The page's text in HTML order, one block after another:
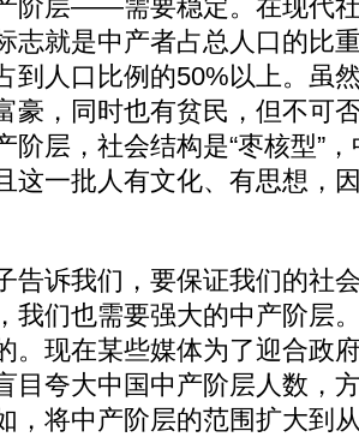
阶层——需要稳定。在现代
志就是中产者占总人口的比
到人口比例的50%以上。虽
豪，同时也有贫民，但不可
阶层，社会结构是“枣核型”
这一批人有文化、有思想，
诉我们，要保证我们的社
我们也需要强大的中产阶层
。现在某些媒体为了迎合政
目夸大中国中产阶层人数，
，将中产阶层的范围扩大到